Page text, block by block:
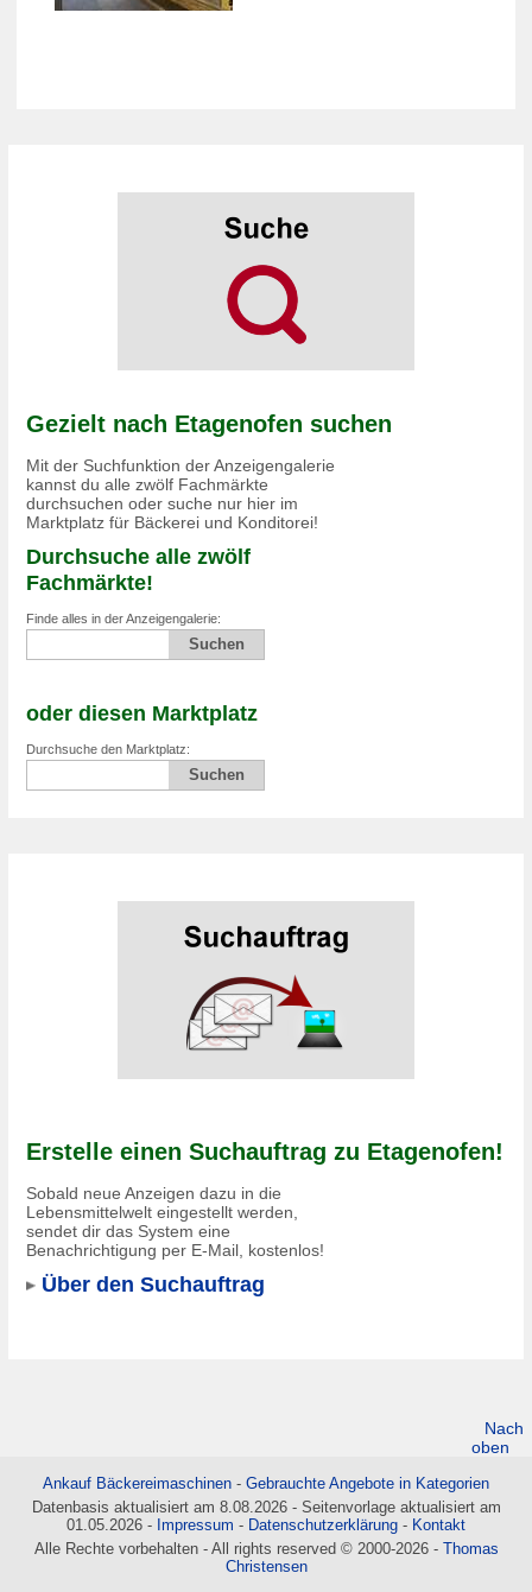
Gezielt nach Etagenofen suchen
Mit der Suchfunktion der Anzeigengalerie
kannst du alle zwölf Fachmärkte
durchsuchen oder suche nur hier im
Marktplatz für Bäckerei und Konditorei!
Durchsuche alle zwölf
Fachmärkte!
Finde alles in der Anzeigengalerie:
oder diesen Marktplatz
Durchsuche den Marktplatz:
Erstelle einen Suchauftrag zu Etagenofen!
Sobald neue Anzeigen dazu in die
Lebensmittelwelt eingestellt werden,
sendet dir das System eine
Benachrichtigung per E-Mail, kostenlos!
Über den Suchauftrag
Nach
oben
Ankauf Bäckereimaschinen - Gebrauchte Angebote in Kategorien
Datenbasis aktualisiert am 8.08.2026 - Seitenvorlage aktualisiert am
01.05.2026 - Impressum - Datenschutzerklärung - Kontakt
Alle Rechte vorbehalten - All rights reserved © 2000-2026 - Thomas
Christensen